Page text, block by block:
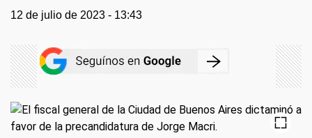
12 de julio de 2023 - 13:43